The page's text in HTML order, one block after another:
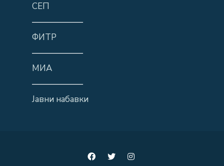
СЕП
——————
ФИТР
——————
МИА
——————
Јавни набавки